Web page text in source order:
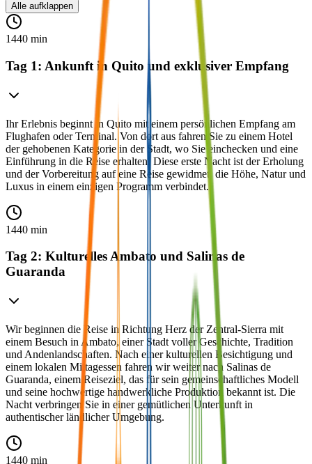
Alle aufklappen
1440 min
Tag 1: Ankunft in Quito und exklusiver Empfang
Ihr Erlebnis beginnt in Quito mit einem persönlichen Empfang am
Flughafen oder Terminal. Von dort aus fahren Sie zu einem Hotel
der gehobenen Kategorie in der Stadt, wo Sie einchecken und eine
Einführung in die Reise erhalten. Diese erste Nacht ist der Erholung
und der Vorbereitung auf eine Reise gewidmet, die Höhe, Natur und
Luxus in einem einzigen Programm verbindet.
1440 min
Tag 2: Kulturelles Ambato und Salinas de
Guaranda
Wir beginnen die Reise in Richtung Herz der Zentral-Sierra mit
einem Besuch in Ambato, einer Stadt voller Geschichte, Tradition
und Andenlandschaften. Nach einer kulturellen Besichtigung und
einem lokalen Mittagessen fahren wir weiter nach Salinas de
Guaranda, einem Reiseziel, das für sein gemeinschaftliches Modell
und seine hochwertige handwerkliche Produktion bekannt ist. Die
Nacht verbringen Sie in einer gemütlichen Unterkunft in
authentischer ländlicher Umgebung.
1440 min